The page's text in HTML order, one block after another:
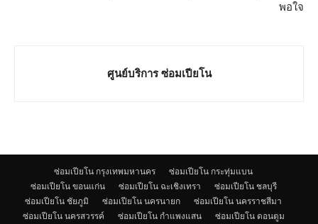
พอใจ
ศูนย์บริการ ซ่อมเปียโน
ซ่อมเปียโน กรุงเทพมหานคร
ซ่อมเปียโน กระทุ่มแบน
ซ่อมเปียโน ขอนแก่น
ซ่อมเปียโน ฉะเชิงเทรา
ซ่อมเปียโน ชลบุรี
ซ่อมเปียโน ชัยภูมิ
ซ่อมเปียโน นครนายก
ซ่อมเปียโน นครราชสีมา
ซ่อมเปียโน นครสวรรค์
ซ่อมเปียโน กำแพงแสน
ซ่อมเปียโน ดอนตูม